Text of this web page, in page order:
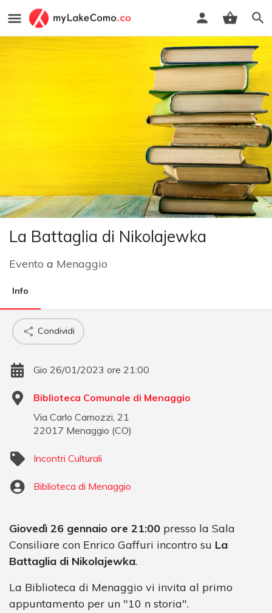
La Battaglia di Nikolajewka
Evento a Menaggio
Info
Condividi
Gio 26/01/2023 ore 21:00
Biblioteca Comunale di Menaggio
Via Carlo Camozzi, 21
22017 Menaggio (CO)
Incontri Culturali
Biblioteca di Menaggio
Giovedì 26 gennaio ore 21:00 presso la Sala
Consiliare con Enrico Gaffuri incontro su La
Battaglia di Nikolajewka.
La Biblioteca di Menaggio vi invita al primo
appuntamento per un "10 n storia".